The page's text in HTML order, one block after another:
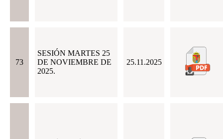
73
SESIÓN MARTES 25
DE NOVIEMBRE DE
2025.
25.11.2025